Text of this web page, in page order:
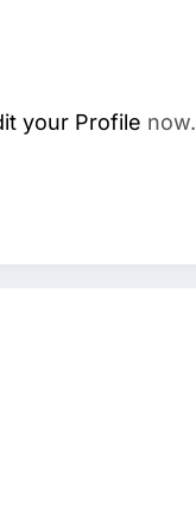
your Profile now.